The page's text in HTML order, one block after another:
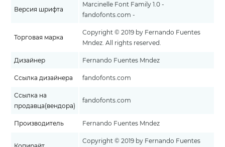
Версия шрифта
Marcinelle Font Family 1.0 -
fandofonts.com -
Торговая марка
Copyright © 2019 by Fernando Fuentes
Mndez. All rights reserved.
Дизайнер Fernando Fuentes Mndez
Ссылка дизайнера fandofonts.com
Ссылка на
продавца(вендора)
fandofonts.com
Производитель Fernando Fuentes Mndez
Copyright © 2019 by Fernando Fuentes